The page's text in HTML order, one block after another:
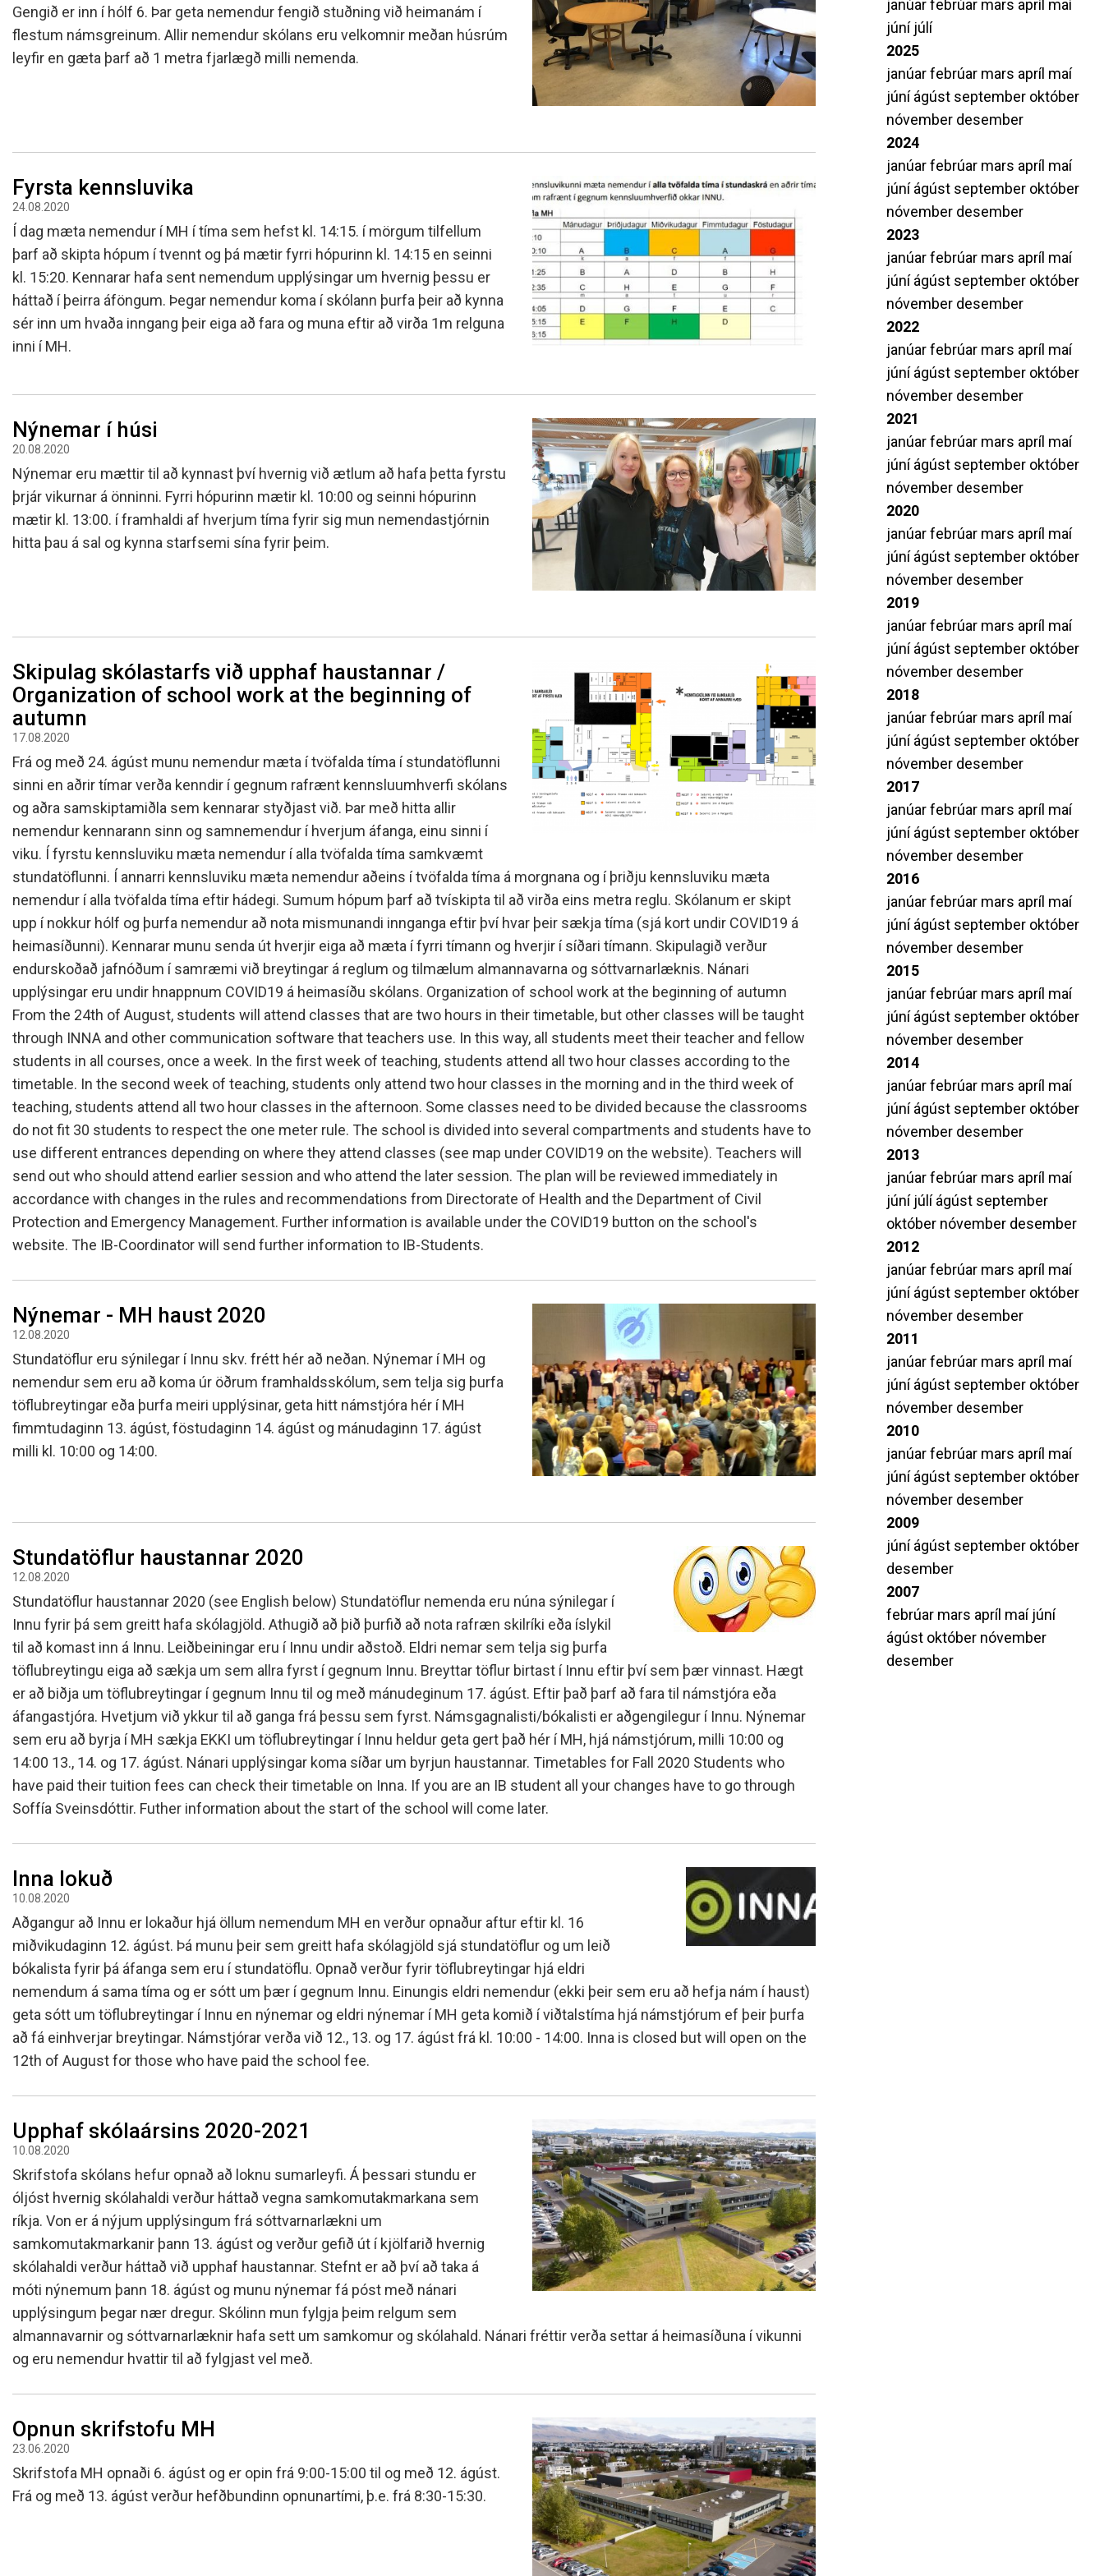
Skólanámskrá
Stefnur og áætlanir
Jafnlaunakerfi
samstarf
Ársskýrslur og samningar
Sjálfsmat
Fundargerðir skólanefndar
Kynning á MH
Umsóknir og inntökuskilyrði
Nemenda- og hollvinasamtök MH
Minningarsjóður um Sverri S.
Einarsson
Beneventumsjóður
Norska og sænska
Bókalistar
Afreksíþróttaval
Fall í áfanga og fall á önn
Úrsögn úr áfanga
IB-nemar
Einingar fyrir félagsstörf
Leiðbeiningar varðandi próf
Stöðumat í tungumálum
Beiðni um aðgang að prófum
Upplýsingar um lokapróf á Duggu
Students counselling
The EE Process at MH
Gengið er inn í hólf 6. Þar geta nemendur fengið stuðning við heimanám í
flestum námsgreinum. Allir nemendur skólans eru velkomnir meðan húsrúm
leyfir en gæta þarf að 1 metra fjarlægð milli nemenda.
Fyrsta kennsluvika
24.08.2020
Í dag mæta nemendur í MH í tíma sem hefst kl. 14:15. í mörgum tilfellum
þarf að skipta hópum í tvennt og þá mætir fyrri hópurinn kl. 14:15 en seinni
kl. 15:20. Kennarar hafa sent nemendum upplýsingar um hvernig þessu er
háttað í þeirra áföngum. Þegar nemendur koma í skólann þurfa þeir að kynna
sér inn um hvaða inngang þeir eiga að fara og muna eftir að virða 1m relguna
inni í MH.
Nýnemar í húsi
20.08.2020
Nýnemar eru mættir til að kynnast því hvernig við ætlum að hafa þetta fyrstu
þrjár vikurnar á önninni. Fyrri hópurinn mætir kl. 10:00 og seinni hópurinn
mætir kl. 13:00. í framhaldi af hverjum tíma fyrir sig mun nemendastjórnin
hitta þau á sal og kynna starfsemi sína fyrir þeim.
Skipulag skólastarfs við upphaf haustannar /
Organization of school work at the beginning of
autumn
17.08.2020
Frá og með 24. ágúst munu nemendur mæta í tvöfalda tíma í stundatöflunni
sinni en aðrir tímar verða kenndir í gegnum rafrænt kennsluumhverfi skólans
og aðra samskiptamiðla sem kennarar styðjast við. Þar með hitta allir
nemendur kennarann sinn og samnemendur í hverjum áfanga, einu sinni í
viku. Í fyrstu kennsluviku mæta nemendur í alla tvöfalda tíma samkvæmt
stundatöflunni. Í annarri kennsluviku mæta nemendur aðeins í tvöfalda tíma á morgnana og í þriðju kennsluviku mæta
nemendur í alla tvöfalda tíma eftir hádegi. Sumum hópum þarf að tvískipta til að virða eins metra reglu. Skólanum er skipt
upp í nokkur hólf og þurfa nemendur að nota mismunandi innganga eftir því hvar þeir sækja tíma (sjá kort undir COVID19 á
heimasíðunni). Kennarar munu senda út hverjir eiga að mæta í fyrri tímann og hverjir í síðari tímann. Skipulagið verður
endurskoðað jafnóðum í samræmi við breytingar á reglum og tilmælum almannavarna og sóttvarnarlæknis. Nánari
upplýsingar eru undir hnappnum COVID19 á heimasíðu skólans. Organization of school work at the beginning of autumn
From the 24th of August, students will attend classes that are two hours in their timetable, but other classes will be taught
through INNA and other communication software that teachers use. In this way, all students meet their teacher and fellow
students in all courses, once a week. In the first week of teaching, students attend all two hour classes according to the
timetable. In the second week of teaching, students only attend two hour classes in the morning and in the third week of
teaching, students attend all two hour classes in the afternoon. Some classes need to be divided because the classrooms
do not fit 30 students to respect the one meter rule. The school is divided into several compartments and students have to
use different entrances depending on where they attend classes (see map under COVID19 on the website). Teachers will
send out who should attend earlier session and who attend the later session. The plan will be reviewed immediately in
accordance with changes in the rules and recommendations from Directorate of Health and the Department of Civil
Protection and Emergency Management. Further information is available under the COVID19 button on the school's
website. The IB-Coordinator will send further information to IB-Students.
Nýnemar - MH haust 2020
12.08.2020
Stundatöflur eru sýnilegar í Innu skv. frétt hér að neðan. Nýnemar í MH og
nemendur sem eru að koma úr öðrum framhaldsskólum, sem telja sig þurfa
töflubreytingar eða þurfa meiri upplýsinar, geta hitt námstjóra hér í MH
fimmtudaginn 13. ágúst, föstudaginn 14. ágúst og mánudaginn 17. ágúst
milli kl. 10:00 og 14:00.
Stundatöflur haustannar 2020
12.08.2020
Stundatöflur haustannar 2020 (see English below) Stundatöflur nemenda eru núna sýnilegar í
Innu fyrir þá sem greitt hafa skólagjöld. Athugið að þið þurfið að nota rafræn skilríki eða íslykil
til að komast inn á Innu. Leiðbeiningar eru í Innu undir aðstoð. Eldri nemar sem telja sig þurfa
töflubreytingu eiga að sækja um sem allra fyrst í gegnum Innu. Breyttar töflur birtast í Innu eftir því sem þær vinnast. Hægt
er að biðja um töflubreytingar í gegnum Innu til og með mánudeginum 17. ágúst. Eftir það þarf að fara til námstjóra eða
áfangastjóra. Hvetjum við ykkur til að ganga frá þessu sem fyrst. Námsgagnalisti/bókalisti er aðgengilegur í Innu. Nýnemar
sem eru að byrja í MH sækja EKKI um töflubreytingar í Innu heldur geta gert það hér í MH, hjá námstjórum, milli 10:00 og
14:00 13., 14. og 17. ágúst. Nánari upplýsingar koma síðar um byrjun haustannar. Timetables for Fall 2020 Students who
have paid their tuition fees can check their timetable on Inna. If you are an IB student all your changes have to go through
Soffía Sveinsdóttir. Futher information about the start of the school will come later.
Inna lokuð
10.08.2020
Aðgangur að Innu er lokaður hjá öllum nemendum MH en verður opnaður aftur eftir kl. 16
miðvikudaginn 12. ágúst. Þá munu þeir sem greitt hafa skólagjöld sjá stundatöflur og um leið
bókalista fyrir þá áfanga sem eru í stundatöflu. Opnað verður fyrir töflubreytingar hjá eldri
nemendum á sama tíma og er sótt um þær í gegnum Innu. Einungis eldri nemendur (ekki þeir sem eru að hefja nám í haust)
geta sótt um töflubreytingar í Innu en nýnemar og eldri nýnemar í MH geta komið í viðtalstíma hjá námstjórum ef þeir þurfa
að fá einhverjar breytingar. Námstjórar verða við 12., 13. og 17. ágúst frá kl. 10:00 - 14:00. Inna is closed but will open on the
12th of August for those who have paid the school fee.
Upphaf skólaársins 2020-2021
10.08.2020
Skrifstofa skólans hefur opnað að loknu sumarleyfi. Á þessari stundu er
óljóst hvernig skólahaldi verður háttað vegna samkomutakmarkana sem
ríkja. Von er á nýjum upplýsingum frá sóttvarnarlækni um
samkomutakmarkanir þann 13. ágúst og verður gefið út í kjölfarið hvernig
skólahaldi verður háttað við upphaf haustannar. Stefnt er að því að taka á
móti nýnemum þann 18. ágúst og munu nýnemar fá póst með nánari
upplýsingum þegar nær dregur. Skólinn mun fylgja þeim relgum sem
almannavarnir og sóttvarnarlæknir hafa sett um samkomur og skólahald. Nánari fréttir verða settar á heimasíðuna í vikunni
og eru nemendur hvattir til að fylgjast vel með.
Opnun skrifstofu MH
23.06.2020
Skrifstofa MH opnaði 6. ágúst og er opin frá 9:00-15:00 til og með 12. ágúst.
Frá og með 13. ágúst verður hefðbundinn opnunartími, þ.e. frá 8:30-15:30.
janúarfebrúar mars apríl maí
júní júlí
2025
janúarfebrúar mars apríl maí
júníágúst september október
nóvember desember
2024
janúarfebrúar mars apríl maí
júníágúst september október
nóvember desember
2023
janúarfebrúar mars apríl maí
júníágúst september október
nóvember desember
2022
janúarfebrúar mars apríl maí
júníágúst september október
nóvember desember
2021
janúarfebrúar mars apríl maí
júníágúst september október
nóvember desember
2020
janúarfebrúar mars apríl maí
júníágúst september október
nóvember desember
2019
janúarfebrúar mars apríl maí
júníágúst september október
nóvember desember
2018
janúarfebrúar mars apríl maí
júníágúst september október
nóvember desember
2017
janúarfebrúar mars apríl maí
júníágúst september október
nóvember desember
2016
janúarfebrúar mars apríl maí
júníágúst september október
nóvember desember
2015
janúarfebrúar mars apríl maí
júníágúst september október
nóvember desember
2014
janúarfebrúar mars apríl maí
júníágúst september október
nóvember desember
2013
janúarfebrúar mars apríl maí
júní júlíágúst september
október nóvember desember
2012
janúarfebrúar mars apríl maí
júníágúst september október
nóvember desember
2011
janúarfebrúar mars apríl maí
júníágúst september október
nóvember desember
2010
janúarfebrúar mars apríl maí
júníágúst september október
nóvember desember
2009
júníágúst september október
desember
2007
febrúar mars apríl maí júní
ágúst október nóvember
desember